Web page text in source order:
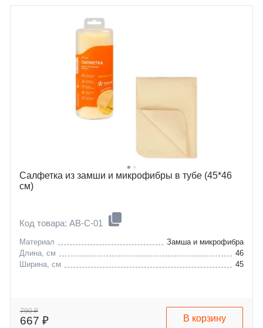
Салфетка из замши и микрофибры в тубе (45*46
см)
Код товара: AB-C-01
Материал
Замша и микрофибра
Длина, см
46
Ширина, см
45
790 ₽
667 ₽ В корзину